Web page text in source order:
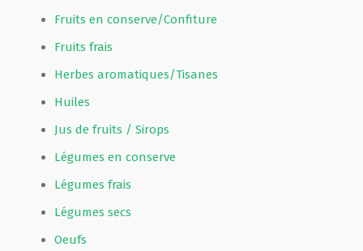
Fruits en conserve/Confiture
Fruits frais
Herbes aromatiques/Tisanes
Huiles
Jus de fruits / Sirops
Légumes en conserve
Légumes frais
Légumes secs
Oeufs